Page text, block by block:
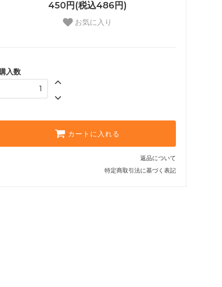
450円(税込486円)
お気に入り
入数
カートに入れる
返品について
特定商取引法に基づく表記